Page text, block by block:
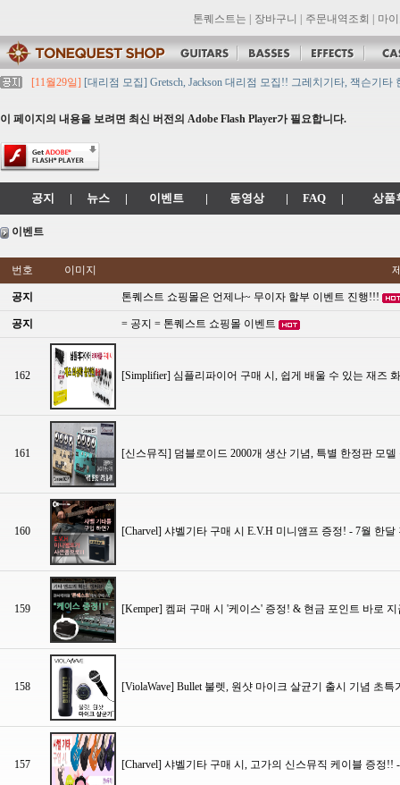
톤퀘스트는 장바구니 주문내역조회 마
[11월29일] [대리점 모집] Gretsch, Jackson 대리점 모집!! 그레치기타, 잭슨기타
[11월29일]2021년 추석 영업 시간 & 배송 공지
[11월29일]
2021년 설 영업 시간 & 배송 공지
이 페이지의 내용을 보려면 최신 버전의 Adobe Flash Player가 필요합니다.
공지 | 뉴스 | 이벤트 | 동영상 | FAQ | 상품
이벤트
번호 이미지
공지 톤퀘스트 쇼핑몰은 언제나~ 무이자 할부 이벤트 진행!!!
공지 = 공지 = 톤퀘스트 쇼핑몰 이벤트
162 [Simplifier] 심플리파이어 구매 시, 쉽게 배울 수 있는 재즈
161 [신스뮤직] 덤블로이드 2000개 생산 기념, 특별 한정판 모
160 [Charvel] 샤벨기타 구매 시 E.V.H 미니앰프 증정! - 7월 한달
159 [Kemper] 켐퍼 구매 시 '케이스' 증정! & 현금 포인트 바로
158 [ViolaWave] Bullet 불렛, 원샷 마이크 살균기 출시 기념 초특
157 [Charvel] 샤벨기타 구매 시, 고가의 신스뮤직 케이블 증정!!